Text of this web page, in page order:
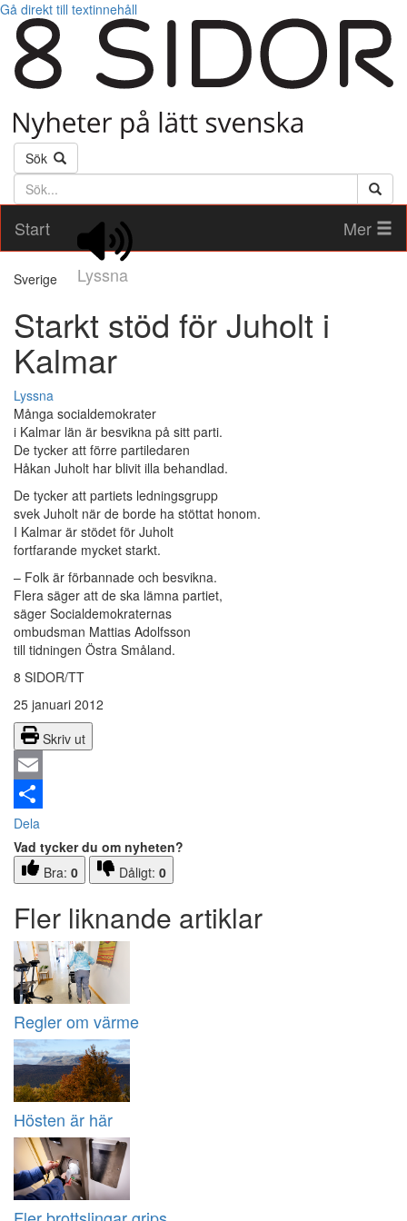
Gå direkt till textinnehåll
Sök
Söktext
Start
Lyssna
Mer
Sverige
Starkt stöd för Juholt i
Kalmar
Lyssna
Många socialdemokrater
i Kalmar län är besvikna på sitt parti.
De tycker att förre partiledaren
Håkan Juholt har blivit illa behandlad.
De tycker att partiets ledningsgrupp
svek Juholt när de borde ha stöttat honom.
I Kalmar är stödet för Juholt
fortfarande mycket starkt.
– Folk är förbannade och besvikna.
Flera säger att de ska lämna partiet,
säger Socialdemokraternas
ombudsman Mattias Adolfsson
till tidningen Östra Småland.
8 SIDOR/TT
25 januari 2012
Skriv ut
Email
Dela
Vad tycker du om nyheten?
Bra: 0 Dåligt: 0
Fler liknande artiklar
Regler om värme
Hösten är här